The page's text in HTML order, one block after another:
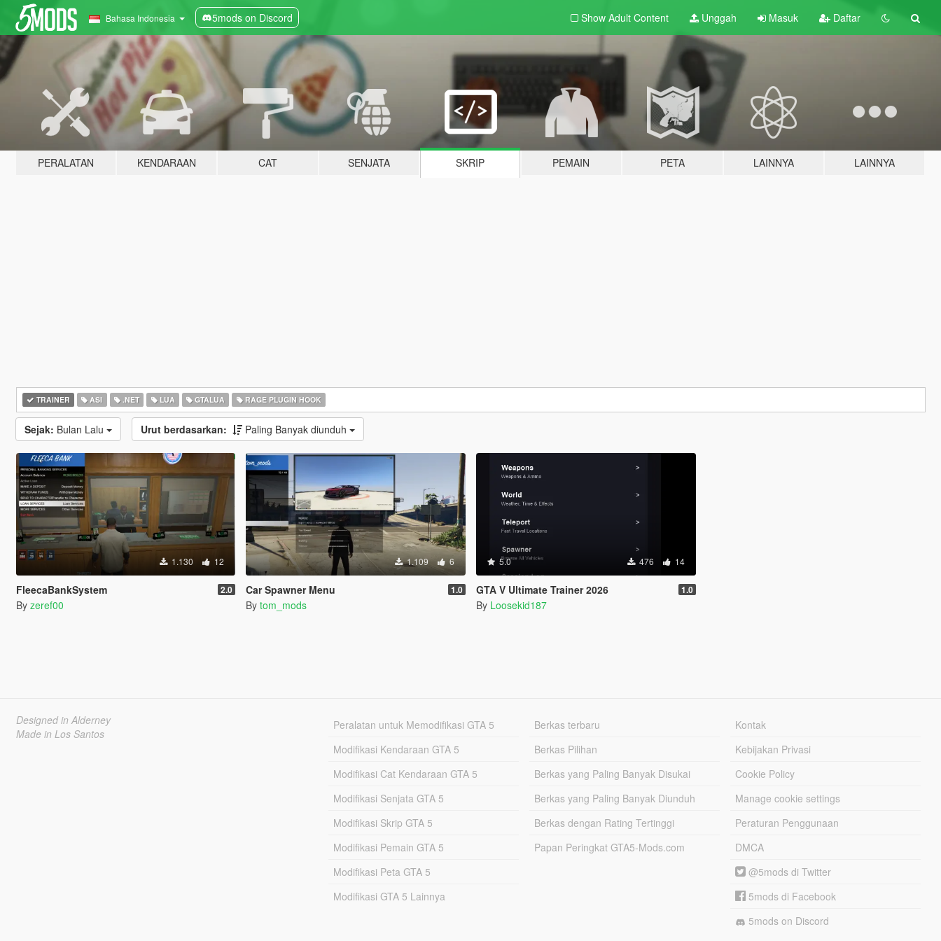
Bahasa Indonesia 5mods on Discord Show Adult Content Unggah Masuk Daftar
PERALATAN KENDARAAN CAT SENJATA SKRIP PEMAIN PETA LAINNYA LAINNYA
TRAINER ASI .NET LUA GTALUA RAGE PLUGIN HOOK
Sejak: Bulan Lalu Urut berdasarkan: Paling Banyak diunduh
1.130 12
FleecaBankSystem 2.0
By zeref00
1.109 6
Car Spawner Menu 1.0
By tom_mods
5.0 476 14
GTA V Ultimate Trainer 2026 1.0
By Loosekid187
Designed in Alderney
Made in Los Santos
Peralatan untuk Memodifikasi GTA 5
Modifikasi Kendaraan GTA 5
Modifikasi Cat Kendaraan GTA 5
Modifikasi Senjata GTA 5
Modifikasi Skrip GTA 5
Modifikasi Pemain GTA 5
Modifikasi Peta GTA 5
Modifikasi GTA 5 Lainnya
Berkas terbaru
Berkas Pilihan
Berkas yang Paling Banyak Disukai
Berkas yang Paling Banyak Diunduh
Berkas dengan Rating Tertinggi
Papan Peringkat GTA5-Mods.com
Kontak
Kebijakan Privasi
Cookie Policy
Manage cookie settings
Peraturan Penggunaan
DMCA
@5mods di Twitter
5mods di Facebook
5mods on Discord